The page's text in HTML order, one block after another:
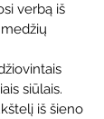
verbą iš
siūlais.
iš šieno